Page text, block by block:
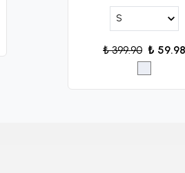
₺ 399.90 ₺ 59.98